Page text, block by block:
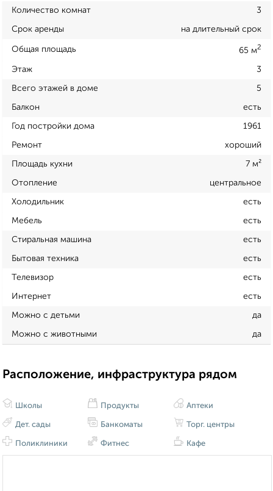
Количество комнат 3
Срок аренды на длительный срок
Общая площадь 65 м2
Этаж 3
Всего этажей в доме 5
Балкон есть
Год постройки дома 1961
Ремонт хороший
Площадь кухни 7 м²
Отопление центральное
Холодильник есть
Мебель есть
Стиральная машина есть
Бытовая техника есть
Телевизор есть
Интернет есть
Можно с детьми да
Можно с животными да
Расположение, инфраструктура рядом
Школы
Дет. сады
Поликлиники
Продукты
Банкоматы
Фитнес
Аптеки
Торг. центры
Кафе